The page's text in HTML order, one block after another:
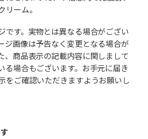
リーム。
です。実物とは異なる場合がござい
ジ画像は予告なく変更となる場合が
、商品表示の記載内容に関しまして
る場合もございます。お手元に届き
をご確認いただきますようお願いし